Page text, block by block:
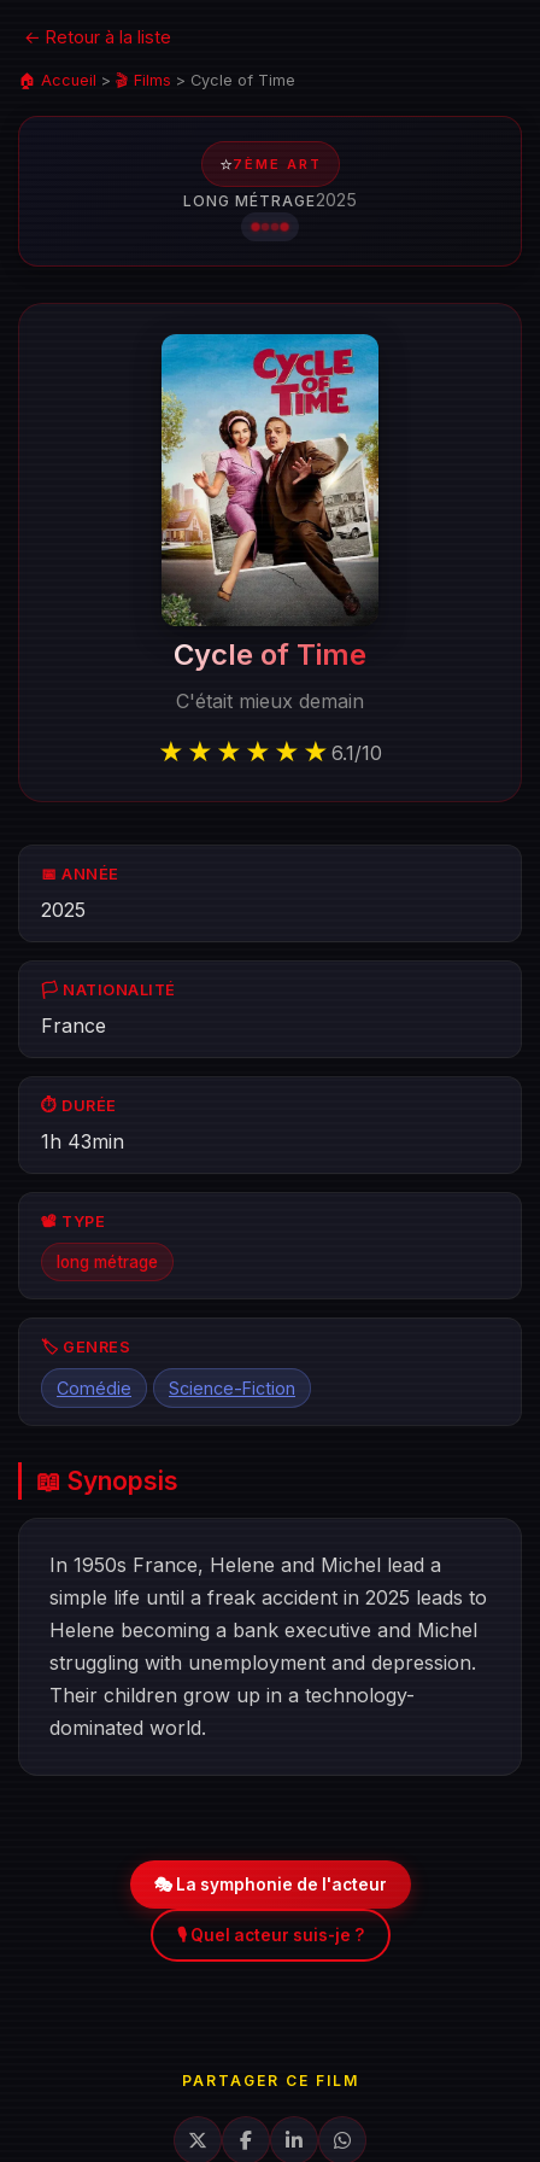
← Retour à la liste
🏠 Accueil > 🎬 Films > Cycle of Time
⭐7ÈME ART
LONG MÉTRAGE2025
Cycle of Time
C'était mieux demain
★★★★★★ 6.1/10
📅 ANNÉE
2025
🏳️ NATIONALITÉ
France
⏱️ DURÉE
1h 43min
📽️ TYPE
long métrage
🏷️ GENRES
Comédie Science-Fiction
📖 Synopsis
In 1950s France, Helene and Michel lead a
simple life until a freak accident in 2025 leads to
Helene becoming a bank executive and Michel
struggling with unemployment and depression.
Their children grow up in a technology-
dominated world.
🎭 La symphonie de l'acteur
🎙️ Quel acteur suis-je ?
PARTAGER CE FILM